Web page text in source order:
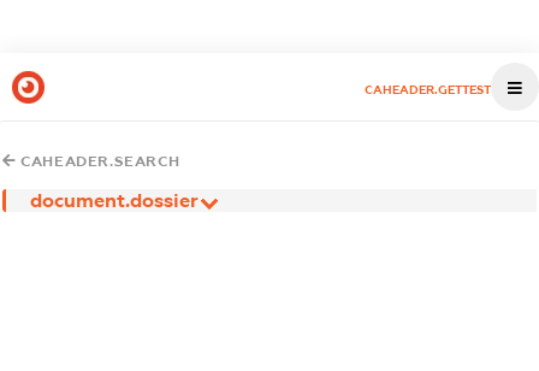
CAHEADER.GETTEST
CAHEADER.SEARCH
document.dossier